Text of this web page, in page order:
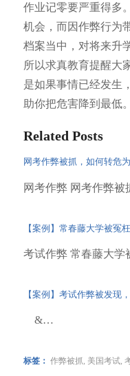
作业记零要严重得多
机会，而因作弊行为
档案当中，对将来升
所以求真教育提醒大
是如果事情已经发生，
助你把危害降到最低。
Related Posts
网考作弊被抓，如何转危
网考作弊 网考作弊
【案例】常春藤大学被冤
考试作弊 常春藤大
【案例】考试作弊被发现
&…
标签： 作弊被抓, 美国考试,